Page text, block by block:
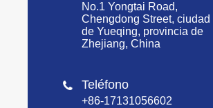
No.1 Yongtai Road,
Chengdong Street, ciudad
de Yueqing, provincia de
Zhejiang, China
 Teléfono
+86-17131056602